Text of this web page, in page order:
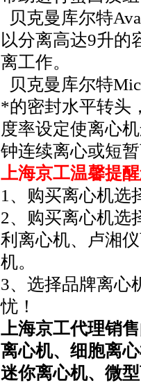
贝克曼库尔特
以分离高达9升的
离工作。
贝克曼库尔特
*的密封水平转头
度率设定使离心
钟连续离心或短
上海京工温馨提
1、购买离心机
2、购买离心机选
利离心机、卢湘
机。
3、选择品牌离心
忧！
上海京工代理销
离心机、细胞离
迷你离心机、微